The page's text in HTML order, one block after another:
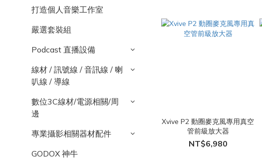
打造個人音樂工作室
嚴選套裝組
Podcast 直播設備
線材 / 訊號線 / 音訊線 / 喇
叭線 / 導線
數位3C線材/電源相關/周
邊
專業攝影相關器材配件
GODOX 神牛
Xvive P2 動圈麥克風專用真空
管前級放大器
NT$6,980